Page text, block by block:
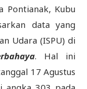
Pontianak, Kubu
data yang
Udara (ISPU) di
. Hal ini
17 Agustus